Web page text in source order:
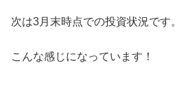
次は3月末時点での投資状況です。
こんな感じになっています！